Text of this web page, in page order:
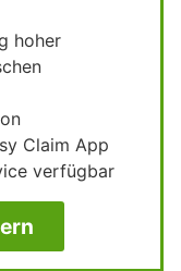
hoher
Claim App
verfügbar